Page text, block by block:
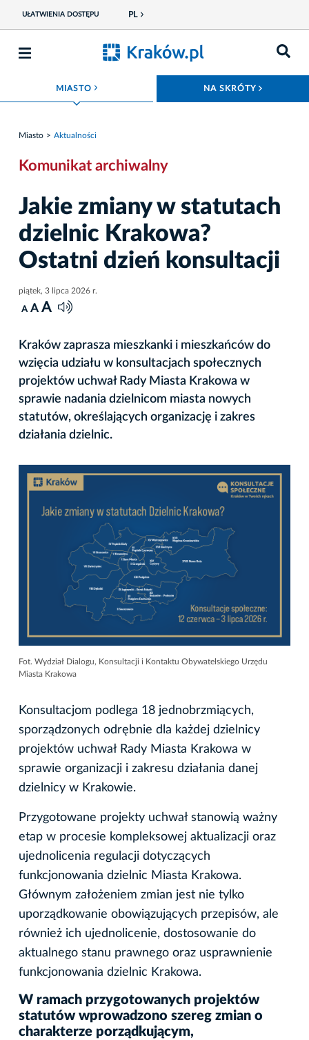
UŁATWIENIA DOSTĘPU PL
MIASTO ROZWIŃ MENU NA SKRÓTY
Miasto Aktualności
Komunikat archiwalny
Jakie zmiany w statutach
dzielnic Krakowa?
Ostatni dzień konsultacji
piątek, 3 lipca 2026 r.
A A A
Kraków zaprasza mieszkanki i mieszkańców do
wzięcia udziału w konsultacjach społecznych
projektów uchwał Rady Miasta Krakowa w
sprawie nadania dzielnicom miasta nowych
statutów, określających organizację i zakres
działania dzielnic.
Fot. Wydział Dialogu, Konsultacji i Kontaktu Obywatelskiego Urzędu
Miasta Krakowa
Konsultacjom podlega 18 jednobrzmiących,
sporządzonych odrębnie dla każdej dzielnicy
projektów uchwał Rady Miasta Krakowa w
sprawie organizacji i zakresu działania danej
dzielnicy w Krakowie.
Przygotowane projekty uchwał stanowią ważny
etap w procesie kompleksowej aktualizacji oraz
ujednolicenia regulacji dotyczących
funkcjonowania dzielnic Miasta Krakowa.
Głównym założeniem zmian jest nie tylko
uporządkowanie obowiązujących przepisów, ale
również ich ujednolicenie, dostosowanie do
aktualnego stanu prawnego oraz usprawnienie
funkcjonowania dzielnic Krakowa.
W ramach przygotowanych projektów
statutów wprowadzono szereg zmian o
charakterze porządkującym,